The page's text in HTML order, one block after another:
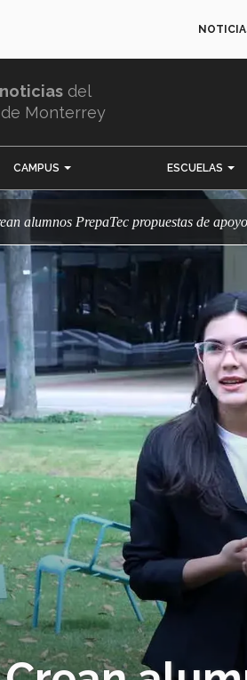
del
Monterrey
CAMPUS ESCUELAS
alumnos PrepaTec propuestas de